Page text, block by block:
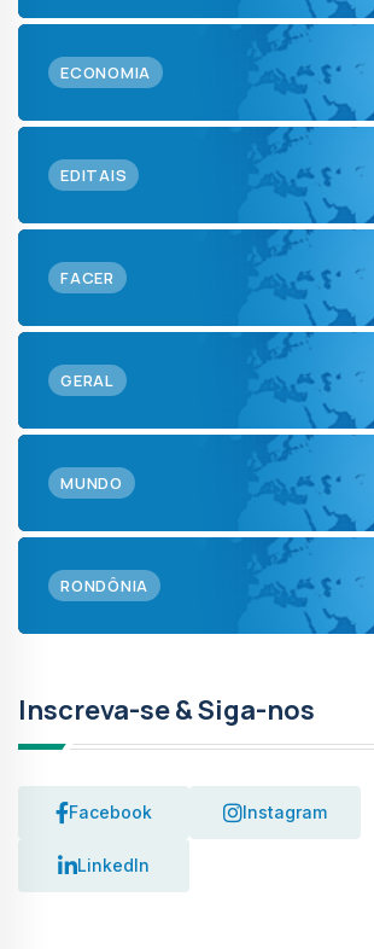
ECONOMIA
EDITAIS
FACER
GERAL
MUNDO
RONDÔNIA
Inscreva-se & Siga-nos
Facebook Instagram
LinkedIn